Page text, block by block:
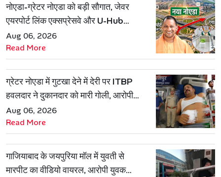
नोएडा-ग्रेटर नोएडा को बड़ी सौगात, जेवर
एयरपोर्ट लिंक एक्सप्रेसवे और U-Hub
प्रोजेक्ट को मिली मंजूरी
Aug 06, 2026
Read More
ग्रेटर नोएडा में गुटखा देने में देरी पर ITBP
हवलदार ने दुकानदार को मारी गोली, आरोपी
गिरफ्तार
Aug 06, 2026
Read More
गाजियाबाद के जयपुरिया मॉल में युवती से
मारपीट का वीडियो वायरल, आरोपी युवक